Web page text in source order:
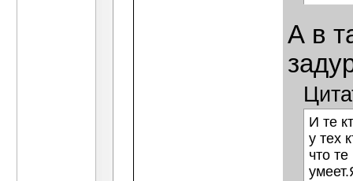
А в
И те
у тех
что